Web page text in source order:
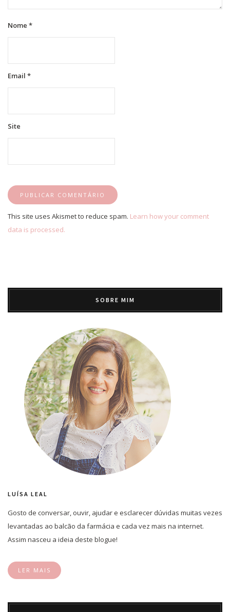
Nome *
Email *
Site
This site uses Akismet to reduce spam. Learn how your comment
data is processed.
SOBRE MIM
LUÍSA LEAL
Gosto de conversar, ouvir, ajudar e esclarecer dúvidas muitas vezes
levantadas ao balcão da farmácia e cada vez mais na internet.
Assim nasceu a ideia deste blogue!
LER MAIS